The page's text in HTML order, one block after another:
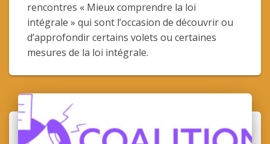
rencontres « Mieux comprendre la loi
intégrale » qui sont l’occasion de découvrir ou
d’approfondir certains volets ou certaines
mesures de la loi intégrale.